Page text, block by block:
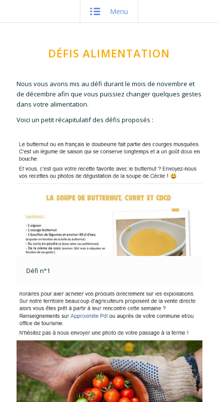
Menu
DÉFIS ALIMENTATION
Nous vous avons mis au défi durant le mois de novembre et
de décembre afin que vous puissiez changer quelques gestes
dans votre alimentation.
Voici un petit récapitulatif des défis proposés :
Défi n°1